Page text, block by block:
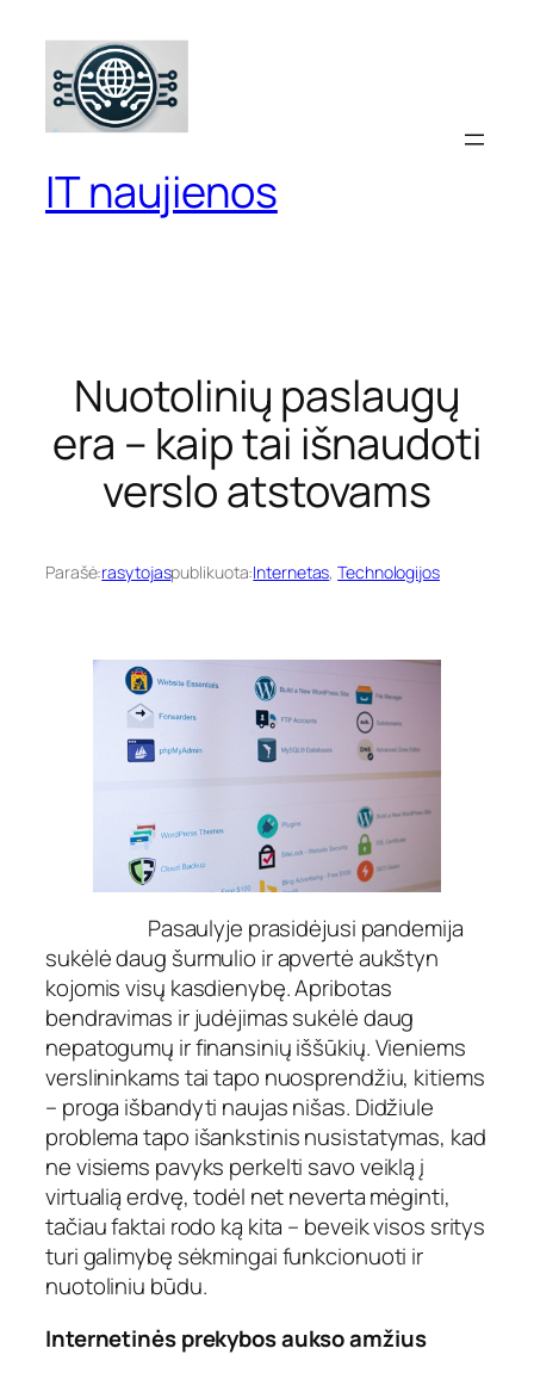
turinio
IT naujienos
Nuotolinių paslaugų
era – kaip tai išnaudoti
verslo atstovams
Parašė:rasytojaspublikuota:Internetas, Technologijos
Pasaulyje prasidėjusi pandemija
sukėlė daug šurmulio ir apvertė aukštyn
kojomis visų kasdienybę. Apribotas
bendravimas ir judėjimas sukėlė daug
nepatogumų ir finansinių iššūkių. Vieniems
verslininkams tai tapo nuosprendžiu, kitiems
– proga išbandyti naujas nišas. Didžiule
problema tapo išankstinis nusistatymas, kad
ne visiems pavyks perkelti savo veiklą į
virtualią erdvę, todėl net neverta mėginti,
tačiau faktai rodo ką kita – beveik visos sritys
turi galimybę sėkmingai funkcionuoti ir
nuotoliniu būdu.
Internetinės prekybos aukso amžius